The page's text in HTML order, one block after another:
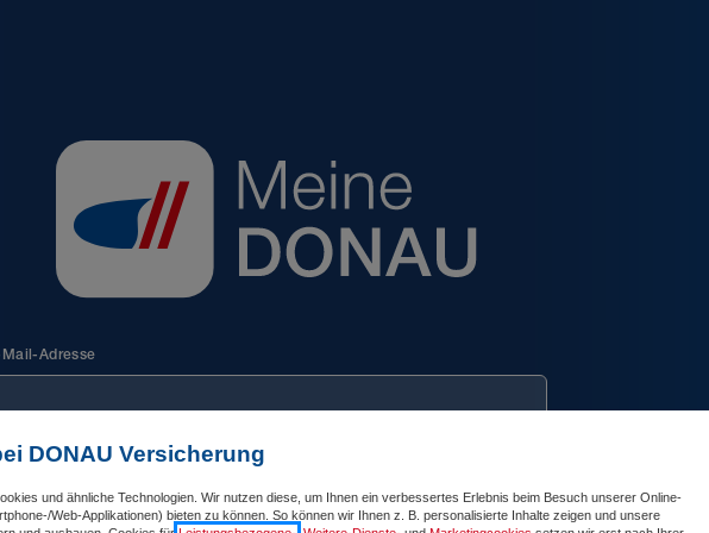
DONAU Versicherung
und ähnliche Technologien. Wir nutzen diese, um Ihnen ein verbessertes Erlebnis beim Besuch unserer Online-
Web-Applikationen) bieten zu können. So können wir Ihnen z. B. personalisierte Inhalte zeigen und unsere
Mail-Adresse